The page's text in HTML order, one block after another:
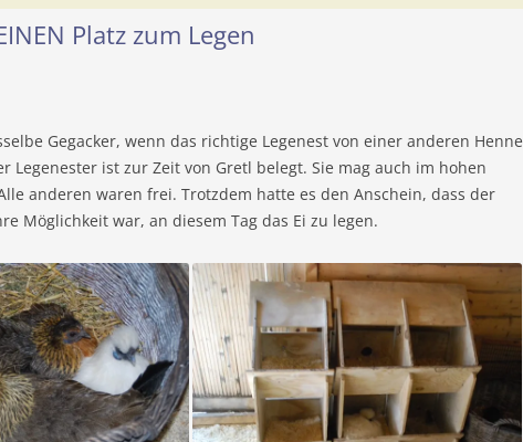
Platz zum Legen
Gegacker, wenn das richtige Legenest von einer anderen Henne
Legenester ist zur Zeit von Gretl belegt. Sie mag auch im hohen
anderen waren frei. Trotzdem hatte es den Anschein, dass der
Möglichkeit war, an diesem Tag das Ei zu legen.